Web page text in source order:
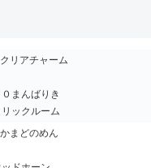
リアチャーム
まんばりき
ルーム
まどのめん